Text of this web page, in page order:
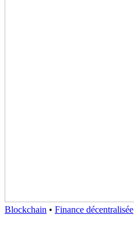
Blockchain • Finance décentralisée